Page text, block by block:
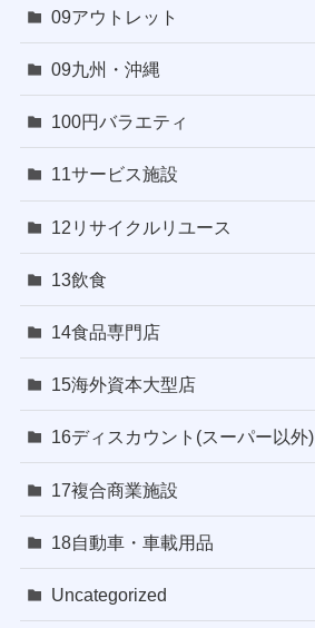
09アウトレット
09九州・沖縄
100円バラエティ
11サービス施設
12リサイクルリユース
13飲食
14食品専門店
15海外資本大型店
16ディスカウント(スーパー以外)
17複合商業施設
18自動車・車載用品
Uncategorized